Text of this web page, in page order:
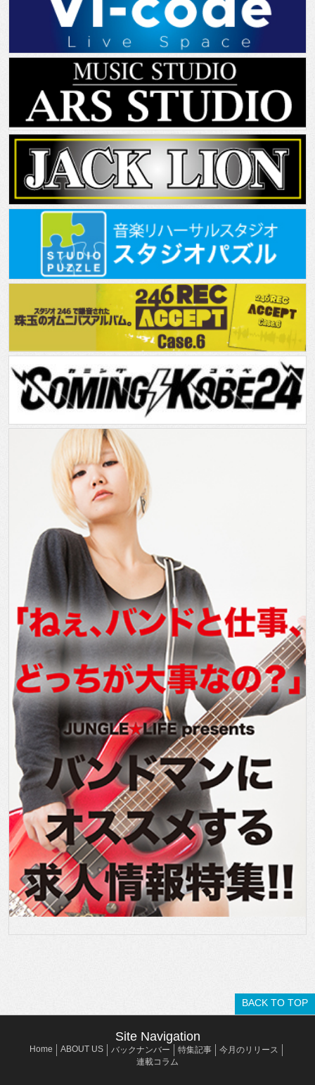
BACK TO TOP
Site Navigation
Home ABOUT US バックナンバー 特集記事
今月のリリース
連載コラム